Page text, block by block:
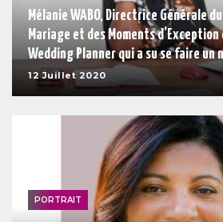
Mélanie WABO, Directrice Générale du
Mariage et des Moments d’Exception
Wedding Planner qui a su se faire un
12 Juillet 2020
PORTRAIT